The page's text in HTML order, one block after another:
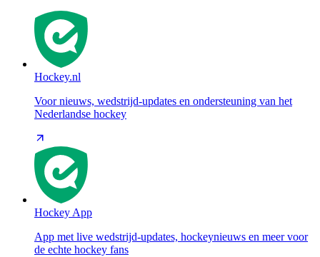
Hockey.nl
Voor nieuws, wedstrijd-updates en ondersteuning van het
Nederlandse hockey
Hockey App
App met live wedstrijd-updates, hockeynieuws en meer voor
de echte hockey fans